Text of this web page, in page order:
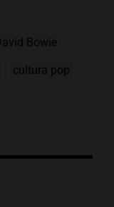
Bowie
cultura pop